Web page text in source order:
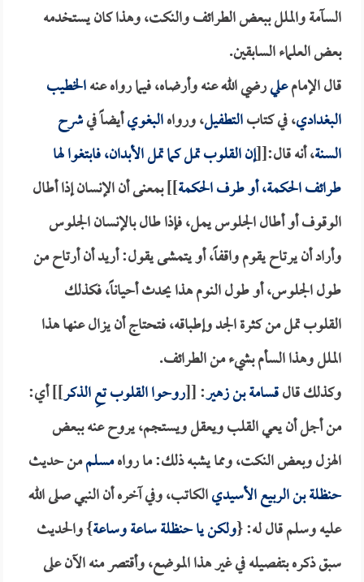
السآمة والملل ببعض الطرائف والنكت، وهذا كان يستخدمه
بعض العلماء السابقين.
قال الإمامعليرضي الله عنه وأرضاه، فيما رواه عنهالخطيب
البغدادي، في كتابالتطفيل، ورواهالبغويأيضاً فيشرح
السنة، أنه قال:[[إن القلوب تمل كما تمل الأبدان، فابتغوا لها
طرائف الحكمة، أو طرف الحكمة]] بمعنى أن الإنسان إذا أطال
الوقوف أو أطال الجلوس يمل، فإذا طال بالإنسان الجلوس
وأراد أن يرتاح يقوم واقفاً، أو يتمشى يقول: أريد أن أرتاح من
طول الجلوس، أو طول النوم هذا يحدث أحياناً، فكذلك
القلوب تمل من كثرة الجد وإطباقه، فتحتاج أن يزال عنها هذا
الملل وهذا السأم بشيء من الطرائف.
وكذلك قالقسامة بن زهير: [[روحوا القلوب تعِ الذكر]] أي:
من أجل أن يعي القلب ويعقل ويستجم، يروح عنه ببعض
الهزل وبعض النكت، ومما يشبه ذلك: ما رواهمسلممن حديث
حنظلة بن الربيع الأسيديالكاتب، وفي آخره أن النبي صلى الله
عليه وسلم قال له: {ولكن ياحنظلةساعة وساعة} والحديث
سبق ذكره بتفصيله في غير هذا الموضع، وأقتصر منه الآن على